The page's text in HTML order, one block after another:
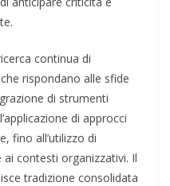
continua di
che rispondano alle sfide
di strumenti
di approcci
fino all’utilizzo di
contesti organizzativi. Il
tradizione consolidata